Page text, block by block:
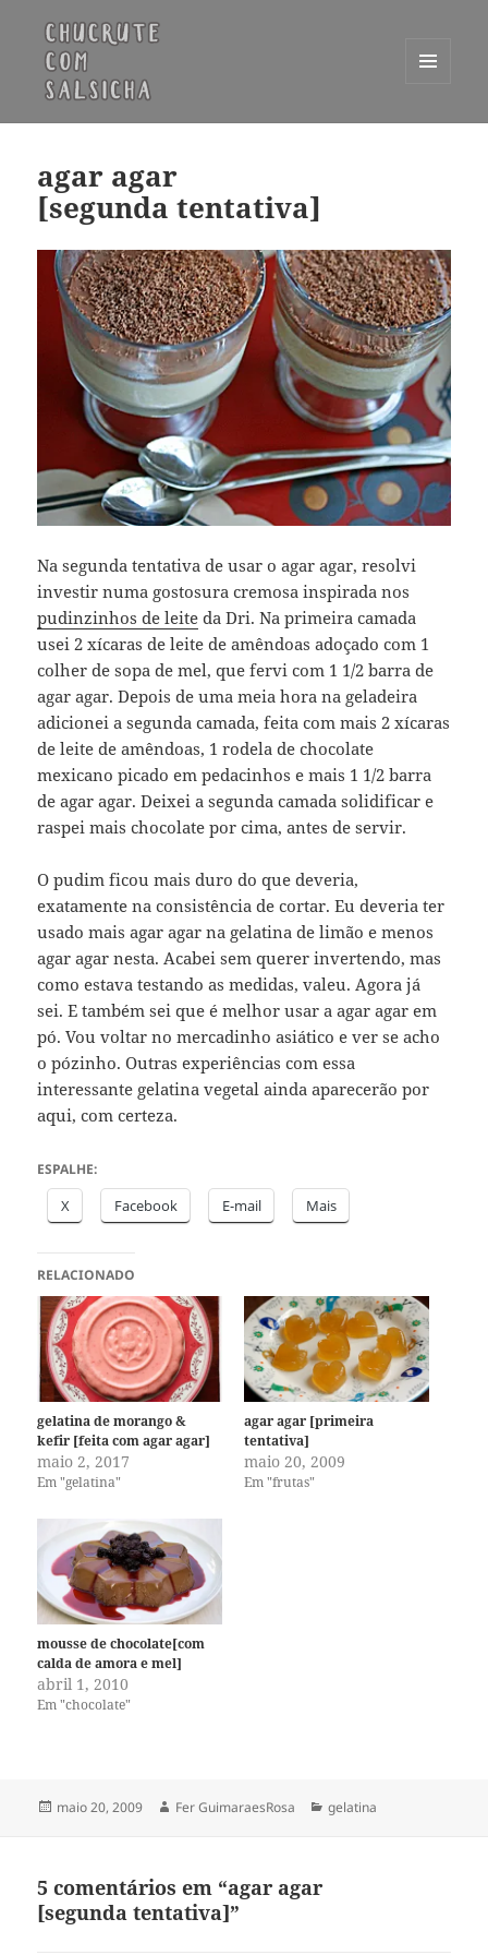
WIDGETS
agar agar
[segunda tentativa]
Na segunda tentativa de usar o agar agar, resolvi
investir numa gostosura cremosa inspirada nos
pudinzinhos de leite da Dri. Na primeira camada
usei 2 xícaras de leite de amêndoas adoçado com 1
colher de sopa de mel, que fervi com 1 1/2 barra de
agar agar. Depois de uma meia hora na geladeira
adicionei a segunda camada, feita com mais 2 xícaras
de leite de amêndoas, 1 rodela de chocolate
mexicano picado em pedacinhos e mais 1 1/2 barra
de agar agar. Deixei a segunda camada solidificar e
raspei mais chocolate por cima, antes de servir.
O pudim ficou mais duro do que deveria,
exatamente na consistência de cortar. Eu deveria ter
usado mais agar agar na gelatina de limão e menos
agar agar nesta. Acabei sem querer invertendo, mas
como estava testando as medidas, valeu. Agora já
sei. E também sei que é melhor usar a agar agar em
pó. Vou voltar no mercadinho asiático e ver se acho
o pózinho. Outras experiências com essa
interessante gelatina vegetal ainda aparecerão por
aqui, com certeza.
ESPALHE:
X Facebook E-mail Mais
RELACIONADO
gelatina de morango &
kefir [feita com agar agar]
maio 2, 2017
Em "gelatina"
agar agar [primeira
tentativa]
maio 20, 2009
Em "frutas"
mousse de chocolate[com
calda de amora e mel]
abril 1, 2010
Em "chocolate"
Publicado
maio 20, 2009 Autor
Fer GuimaraesRosa Categorias
gelatina
5 comentários em “agar agar
[segunda tentativa]”